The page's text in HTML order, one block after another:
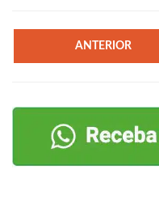
ANTERIOR